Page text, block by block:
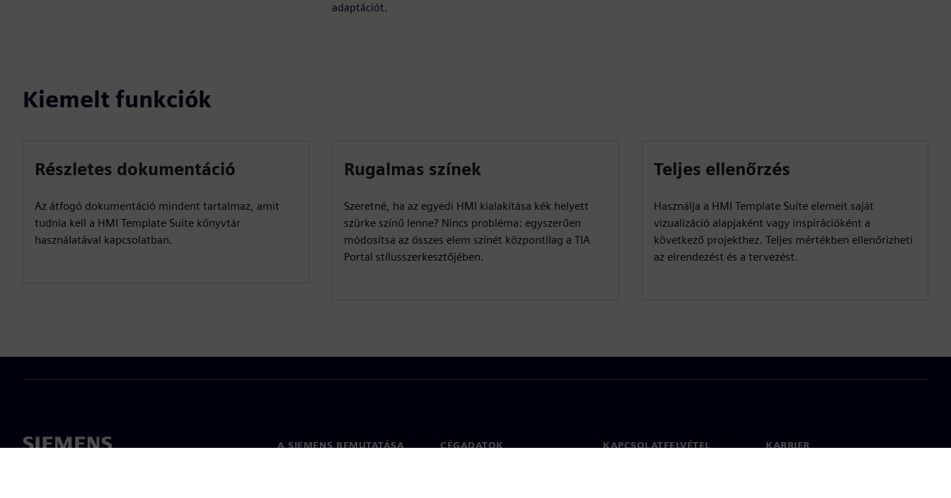
adaptációt.
Kiemelt funkciók
Részletes dokumentáció
Az átfogó dokumentáció mindent tartalmaz, amit
tudnia kell a HMI Template Suite könyvtár
használatával kapcsolatban.
Rugalmas színek
Szeretné, ha az egyedi HMI kialakítása kék helyett
szürke színű lenne? Nincs probléma: egyszerűen
módosítsa az összes elem színét központilag a TIA
Portal stílusszerkesztőjében.
Teljes ellenőrzés
Használja a HMI Template Suite elemeit saját
vizualizáció alapjaként vagy inspirációként a
következő projekthez. Teljes mértékben ellenőrizheti
az elrendezést és a tervezést.
A SIEMENS BEMUTATÁSA CÉGADATOK KAPCSOLATFELVÉTEL KARRIER